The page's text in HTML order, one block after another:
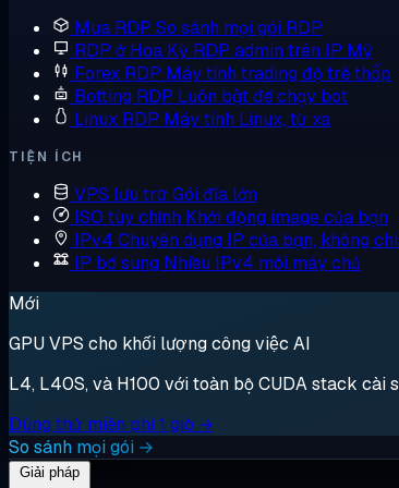
Mua RDP So sánh mọi gói RDP
RDP ở Hoa Kỳ RDP admin trên IP Mỹ
Forex RDP Máy tính trading độ trễ thấp
Botting RDP Luôn bật để chạy bot
Linux RDP Máy tính Linux, từ xa
TIỆN ÍCH
VPS lưu trữGói đĩa lớn
ISO tùy chỉnh Khởi động image của bạn
IPv4 Chuyên dụng IP của bạn, không
IP bổ sung Nhiều IPv4 mỗi máy chủ
Mới
GPU VPS cho khối lượng công việc AI
L4, L40S, và H100 với toàn bộ CUDA stack cài
Dùng thử miễn phí 1 giờ →
So sánh mọi gói →